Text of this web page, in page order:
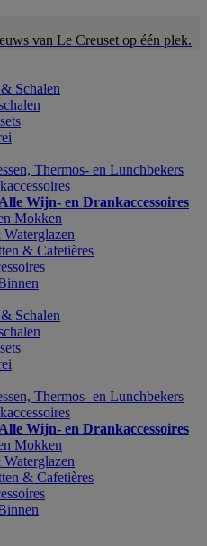
van Le Creuset op één plek.
Schalen
Thermos- en Lunchbekers
Wijn- en Drankaccessoires
Mokken
& Cafetières
Schalen
Thermos- en Lunchbekers
Wijn- en Drankaccessoires
Mokken
& Cafetières